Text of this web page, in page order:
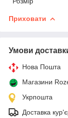
Приховати
Умови
Нова Пошта
Магазини
Укрпошта
Доставка